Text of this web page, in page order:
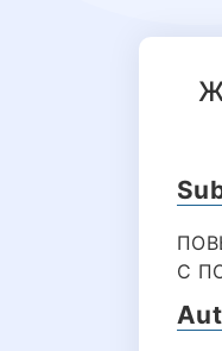
С